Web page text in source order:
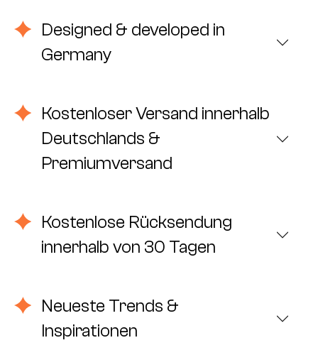
Designed & developed in
Germany
Kostenloser Versand innerhalb
Deutschlands &
Premiumversand
Kostenlose Rücksendung
innerhalb von 30 Tagen
Neueste Trends &
Inspirationen